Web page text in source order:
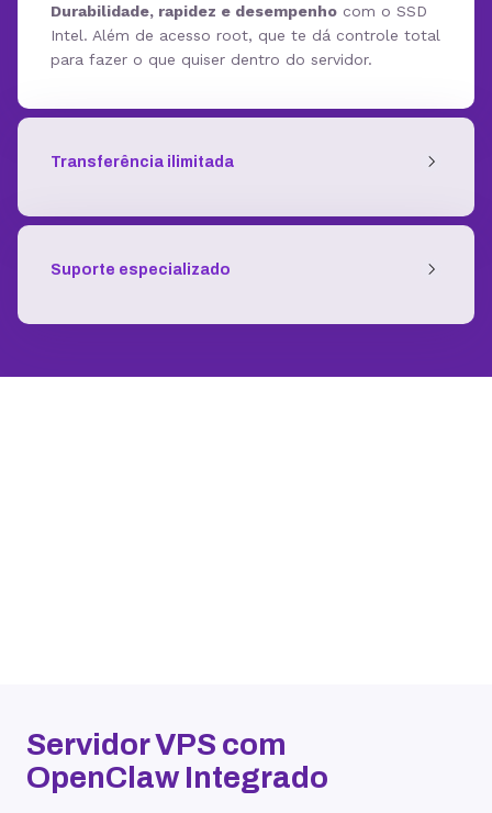
Durabilidade, rapidez e desempenho com o SSD
Intel. Além de acesso root, que te dá controle total
para fazer o que quiser dentro do servidor.
Transferência ilimitada
Suporte especializado
Servidor VPS com
OpenClaw Integrado